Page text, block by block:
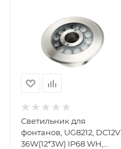
Светильник для
фонтанов, UG8212, DC12V
36W(12*3W) IP68 WH,